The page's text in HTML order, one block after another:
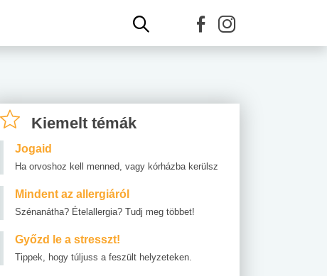
Kiemelt témák
Jogaid
Ha orvoshoz kell menned, vagy kórházba kerülsz
Mindent az allergiáról
Szénanátha? Ételallergia? Tudj meg többet!
Győzd le a stresszt!
Tippek, hogy túljuss a feszült helyzeteken.